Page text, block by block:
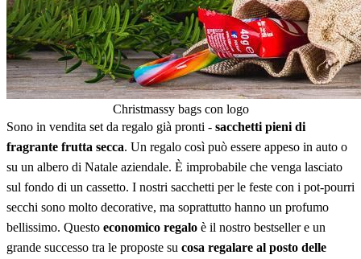
Christmassy bags con logo
Sono in vendita set da regalo già pronti - sacchetti pieni di
fragrante frutta secca. Un regalo così può essere appeso in auto o
su un albero di Natale aziendale. È improbabile che venga lasciato
sul fondo di un cassetto. I nostri sacchetti per le feste con i pot-pourri
secchi sono molto decorative, ma soprattutto hanno un profumo
bellissimo. Questo economico regalo è il nostro bestseller e un
grande successo tra le proposte su cosa regalare al posto delle